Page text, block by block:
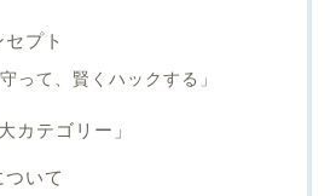
プト
って、賢くハックする」
カテゴリー」
いて